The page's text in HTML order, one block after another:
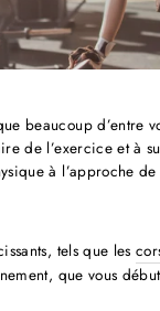
beaucoup d’entre
de l’exercice et à
à l’approche
tels que les
que vous